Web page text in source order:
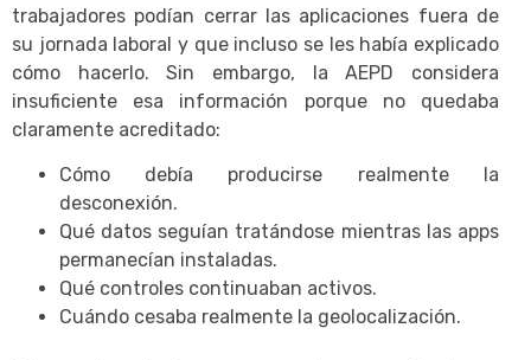
trabajadores podían cerrar las aplicaciones fuera de
su jornada laboral y que incluso se les había explicado
cómo hacerlo. Sin embargo, la AEPD considera
insuficiente esa información porque no quedaba
claramente acreditado:
Cómo debía producirse realmente la
desconexión.
Qué datos seguían tratándose mientras las apps
permanecían instaladas.
Qué controles continuaban activos.
Cuándo cesaba realmente la geolocalización.